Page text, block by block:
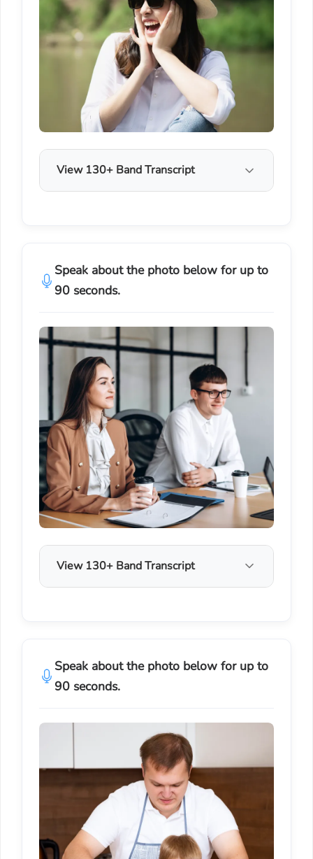
View 130+ Band Transcript
Speak about the photo below for up to
90 seconds.
View 130+ Band Transcript
Speak about the photo below for up to
90 seconds.